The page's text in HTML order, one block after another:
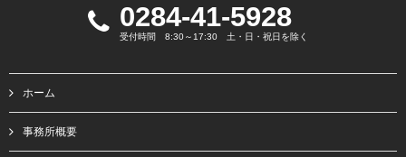
0284-41-5928
受付時間 8:30～17:30 土・日・祝日を除く
ホーム
事務所概要